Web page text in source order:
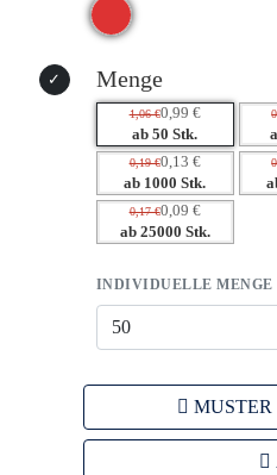
Menge
1,06 €0,99 €
ab 50 Stk.
0,19 €0,13 €
ab 1000 Stk.
0,17 €0,09 €
ab 25000 Stk.
INDIVIDUELLE MENGE
MUSTER